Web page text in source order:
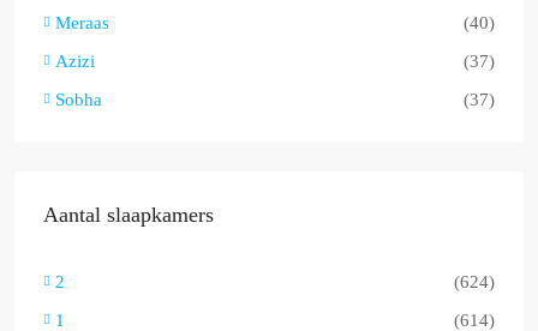
Meraas
(40)
Azizi
(37)
Sobha
(37)
Aantal slaapkamers
2
(624)
1
(614)